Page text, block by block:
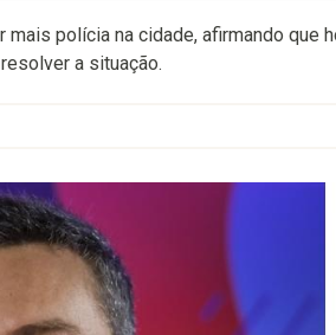
polícia na cidade, afirmando que
a situação.